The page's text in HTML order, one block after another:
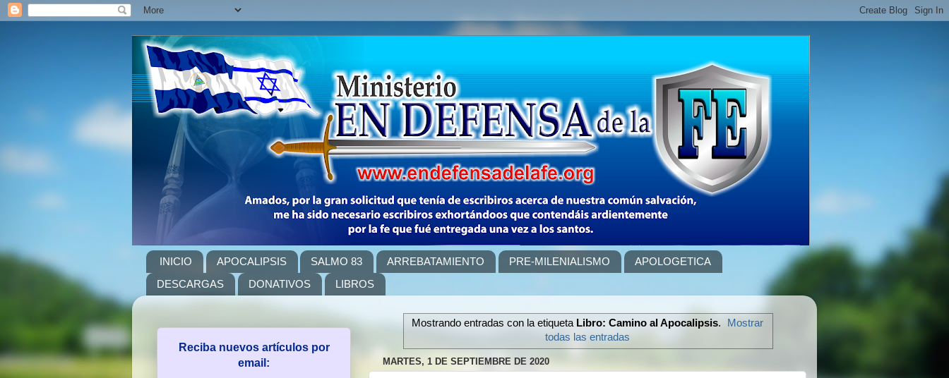
INICIO APOCALIPSIS SALMO 83 ARREBATAMIENTO PRE-MILENIALISMO
APOLOGETICA
DESCARGAS
DONATIVOS LIBROS
Mostrando entradas con la etiqueta Libro: Camino al Apocalipsis.
Mostrar
todas las entradas
MARTES, 1 DE SEPTIEMBRE DE 2020
Reciba nuevos artículos por
email: